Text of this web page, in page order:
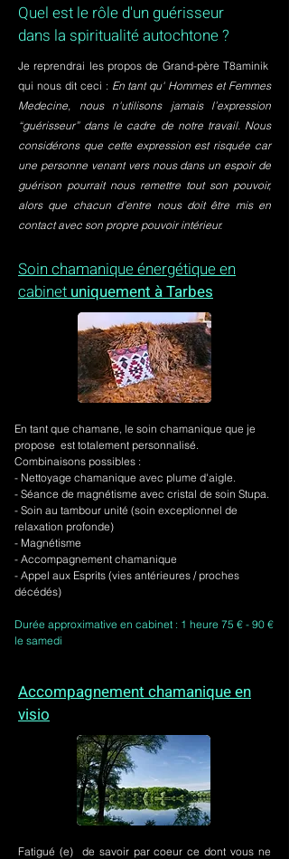
Quel est le rôle d'un guérisseur
dans la spiritualité autochtone ?
Je reprendrai les propos de Grand-père T8aminik
qui nous dit ceci : En tant qu' Hommes et Femmes
Medecine, nous n'utilisons jamais l’expression
“guérisseur” dans le cadre de notre travail. Nous
considérons que cette expression est risquée car
une personne venant vers nous dans un espoir de
guérison pourrait nous remettre tout son pouvoir,
alors que chacun d’entre nous doit être mis en
contact avec son propre pouvoir intérieur.
Soin chamanique énergétique en
cabinet uniquement à Tarbes
En tant que chamane, le soin chamanique que je
propose est totalement personnalisé.
Combinaisons possibles :
- Nettoyage chamanique avec plume d'aigle.
- Séance de magnétisme avec cristal de soin Stupa.
- Soin au tambour unité (soin exceptionnel de
relaxation profonde)
- Magnétisme
- Accompagnement chamanique
- Appel aux Esprits (vies antérieures / proches
décédés)
Durée approximative en cabinet : 1 heure 75 € - 90 €
le samedi
Accompagnement chamanique en
visio
Fatigué (e) de savoir par coeur ce dont vous ne